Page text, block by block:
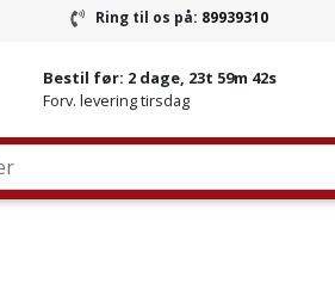
Ring til Granitbutikken 89939310
Ring til os på: 89939310
Bestil før: 2 dage, 23t 59m 42s
Forv. levering tirsdag